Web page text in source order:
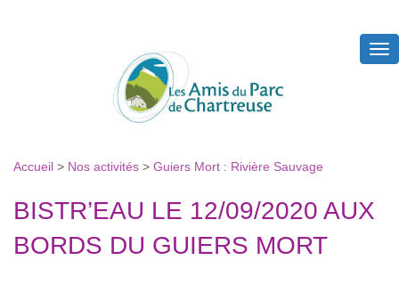
Accueil > Nos activités > Guiers Mort : Rivière Sauvage
BISTR’EAU LE 12/09/2020 AUX
BORDS DU GUIERS MORT